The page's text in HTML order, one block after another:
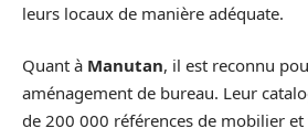
leurs locaux de manière adéquate.
Quant à Manutan, il est reconnu
aménagement de bureau. Leur
de 200 000 références de mobilier